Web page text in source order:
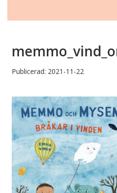
Publicerad: 2021-11-22